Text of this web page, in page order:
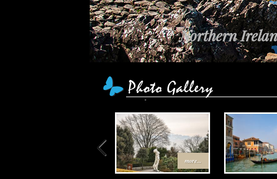
Northern
more...